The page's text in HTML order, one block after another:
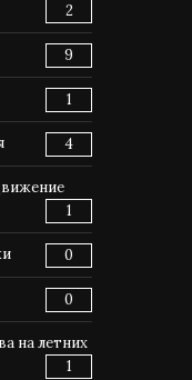
2
9
1
4
1
0
0
на летних
1